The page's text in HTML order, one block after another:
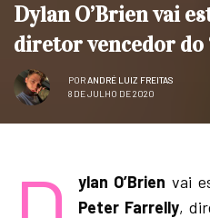
Dylan O’Brien vai
diretor vencedor do
PORANDRÉ LUIZ FREITAS
8 DE JULHO DE 2020
ylan O’Brien vai
Peter Farrelly,